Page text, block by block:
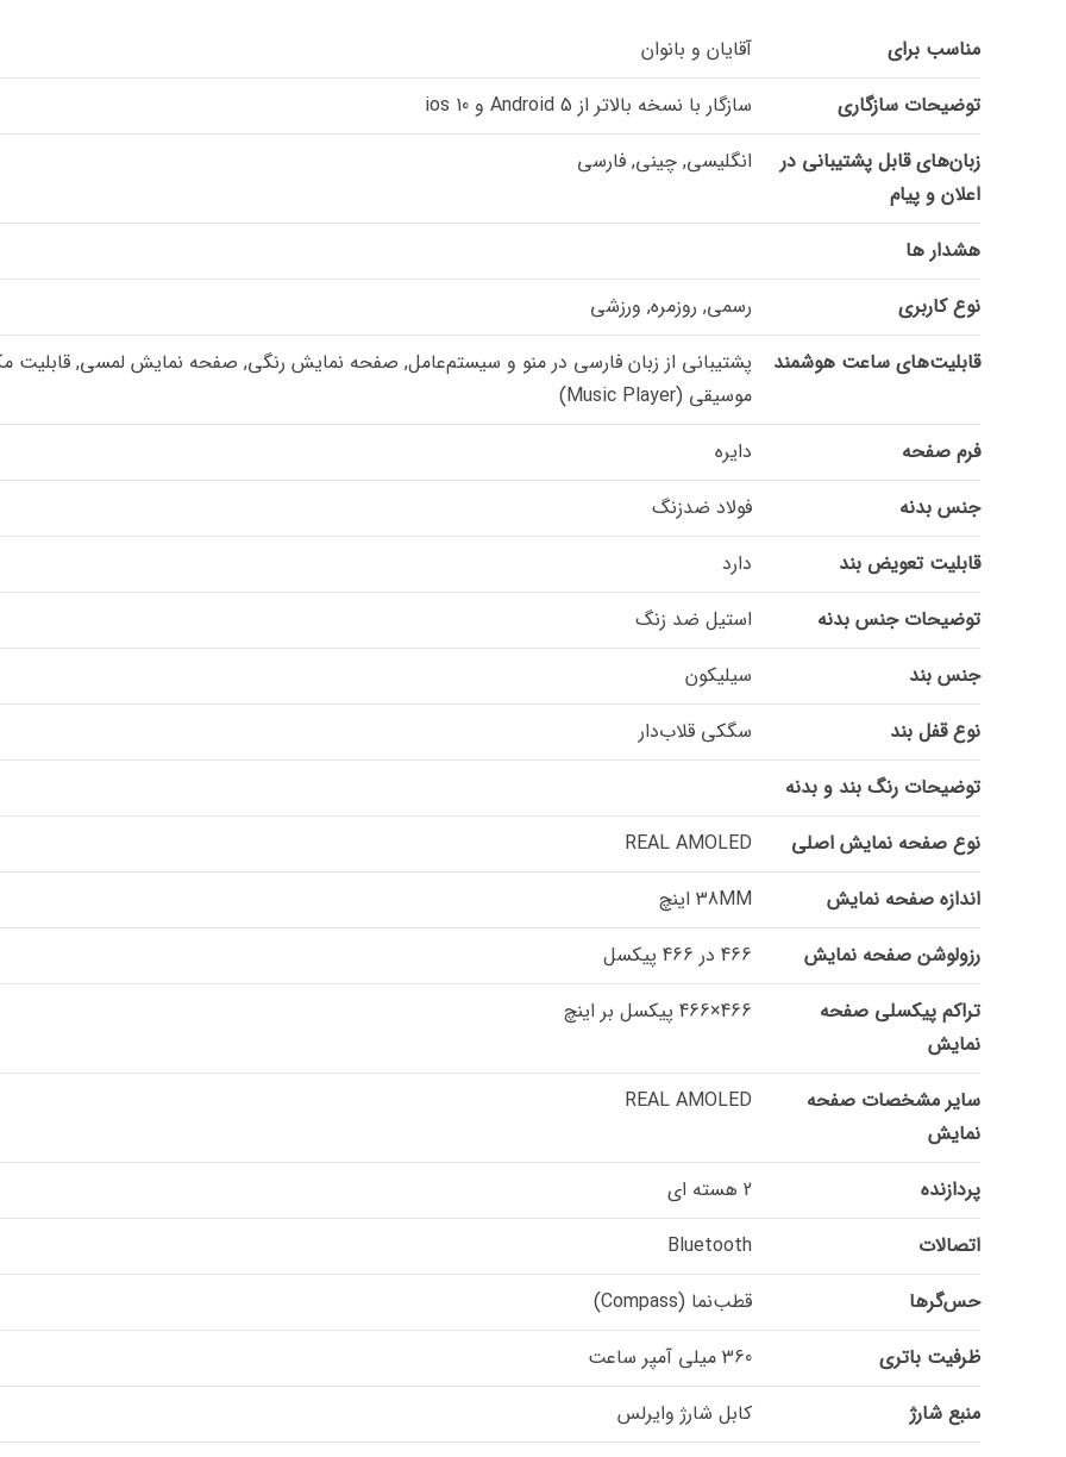
مناسب برای
آقایان و بانوان
توضیحات سازگاری
سازگار با نسخه بالاتر از 5 Android و 10 ios
زبان‌های قابل پشتیبانی در
اعلان و پیام
انگلیسی, چینی, فارسی
هشدار ها
نوع کاربری
رسمی, روزمره, ورزشی
قابلیت‌های ساعت هوشمند
پشتیبانی از زبان فارسی در منو و سیستم‌عامل, صفحه نمایش رنگی, صفحه نمایش لمسی, قابلیت
موسیقی (Music Player)
فرم صفحه
دایره
جنس بدنه
فولاد ضدزنگ
قابلیت تعویض بند
دارد
توضیحات جنس بدنه
استیل ضد زنگ
جنس بند
سیلیکون
نوع قفل بند
سگکی قلاب‌دار
توضیحات رنگ بند و بدنه
نوع صفحه نمایش اصلی
REAL AMOLED
اندازه صفحه نمایش
38MM اینچ
رزولوشن صفحه نمایش
466 در 466 پیکسل
تراکم پیکسلی صفحه
نمایش
466×466 پیکسل بر اینچ
سایر مشخصات صفحه
نمایش
REAL AMOLED
پردازنده
2 هسته ای
اتصالات
Bluetooth
حس‌گرها
قطب‌نما (Compass)
ظرفیت باتری
360 میلی آمپر ساعت
منبع شارژ
کابل شارژ وایرلس